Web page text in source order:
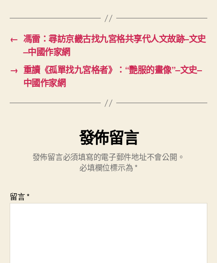
← 馮雷：尋訪京畿古找九宮格共享代人文故跡–文史
–中國作家網
→ 重讀《孤單找九宮格者》：“艷服的畫像”–文史–
中國作家網
發佈留言
發佈留言必須填寫的電子郵件地址不會公開。
必填欄位標示為 *
留言*